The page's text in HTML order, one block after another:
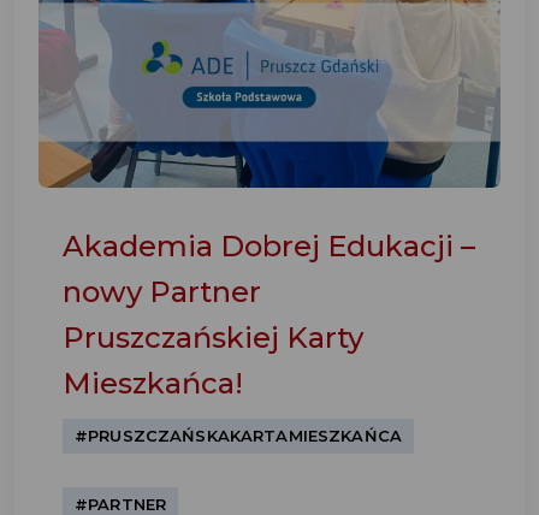
Akademia Dobrej Edukacji –
nowy Partner
Pruszczańskiej Karty
Mieszkańca!
#PRUSZCZAŃSKAKARTAMIESZKAŃCA
#PARTNER